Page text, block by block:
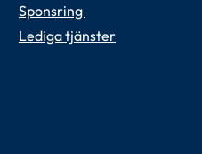
Sponsring
Lediga tjänster